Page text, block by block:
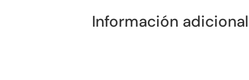
Información adicional